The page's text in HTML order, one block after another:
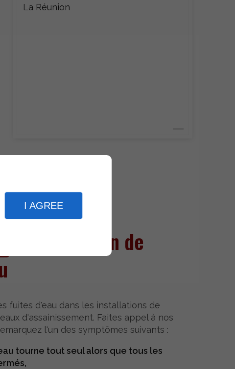
I AGREE
La Réunion
et réparation de
fuites d'eau dans les installations de
d'assainissement. Faites appel à nos
l'un des symptômes suivants :
tourne tout seul alors que tous les